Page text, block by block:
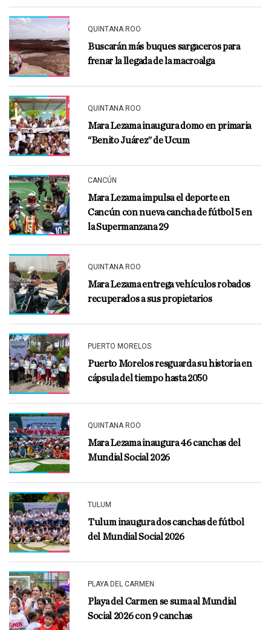
QUINTANA ROO
Buscarán más buques sargaceros para
frenar la llegada de la macroalga
QUINTANA ROO
Mara Lezama inaugura domo en primaria
“Benito Juárez” de Ucum
CANCÚN
Mara Lezama impulsa el deporte en
Cancún con nueva cancha de fútbol 5 en
la Supermanzana 29
QUINTANA ROO
Mara Lezama entrega vehículos robados
recuperados a sus propietarios
PUERTO MORELOS
Puerto Morelos resguarda su historia en
cápsula del tiempo hasta 2050
QUINTANA ROO
Mara Lezama inaugura 46 canchas del
Mundial Social 2026
TULUM
Tulum inaugura dos canchas de fútbol
del Mundial Social 2026
PLAYA DEL CARMEN
Playa del Carmen se suma al Mundial
Social 2026 con 9 canchas